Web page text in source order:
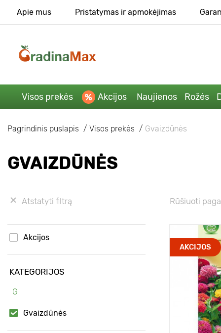
Apie mus Pristatymas ir apmokėjimas
Visos prekės Akcijos Naujienos Rožės
Pagrindinis puslapis Visos prekės Gvaizdūnės
GVAIZDŪNĖS
Atstatyti filtrą
Akcijos
KATEGORIJOS
G
Gvaizdūnės
Rūšiuoti
AKCIJOS
Aukštis
Tarpai
Pozicija
Privalumai